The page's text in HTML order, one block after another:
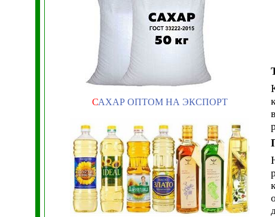
САХАР ОПТОМ НА ЭКСПОРТ